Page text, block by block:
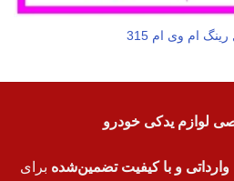
ام وی ام 315
لوازم یدکی خودرو
وارداتی و با کیفیت تضمین‌شده برای